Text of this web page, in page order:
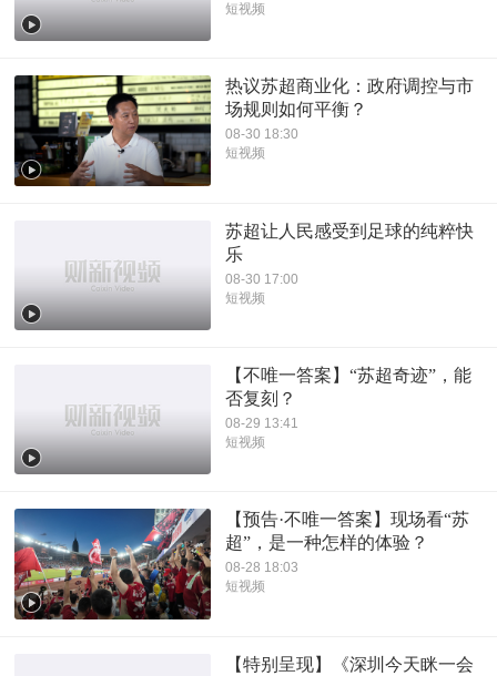
短视频
热议苏超商业化：政府调控与市
场规则如何平衡？
08-30 18:30
短视频
苏超让人民感受到足球的纯粹快
乐
08-30 17:00
短视频
【不唯一答案】“苏超奇迹”，能
否复刻？
08-29 13:41
短视频
【预告·不唯一答案】现场看“苏
超”，是一种怎样的体验？
08-28 18:03
短视频
【特别呈现】《深圳今天眯一会